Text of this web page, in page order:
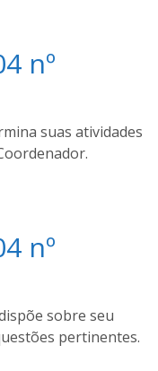
nº
suas atividades
nº
sobre seu
pertinentes.